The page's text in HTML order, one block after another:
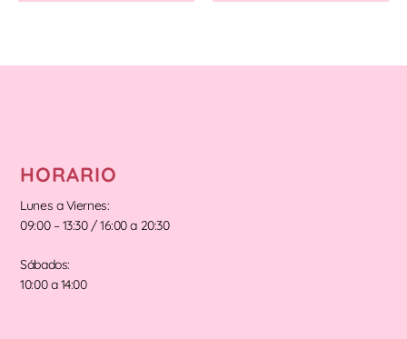
HORARIO
Lunes a Viernes:
09:00 – 13:30 / 16:00 a 20:30
Sábados:
10:00 a 14:00